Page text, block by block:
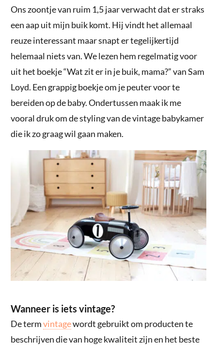
Ons zoontje van ruim 1,5 jaar verwacht dat er straks
een aap uit mijn buik komt. Hij vindt het allemaal
reuze interessant maar snapt er tegelijkertijd
helemaal niets van. We lezen hem regelmatig voor
uit het boekje “Wat zit er in je buik, mama?” van Sam
Loyd. Een grappig boekje om je peuter voor te
bereiden op de baby. Ondertussen maak ik me
vooral druk om de styling van de vintage babykamer
die ik zo graag wil gaan maken.
Wanneer is iets vintage?
De termvintagewordt gebruikt om producten te
beschrijven die van hoge kwaliteit zijn en het beste